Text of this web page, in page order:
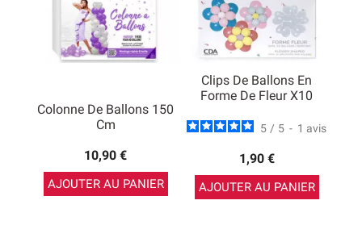
Colonne De Ballons 150
Cm
10,90 €
AJOUTER AU PANIER
Clips De Ballons En
Forme De Fleur X10
5 / 5 - 1 avis
1,90 €
AJOUTER AU PANIER